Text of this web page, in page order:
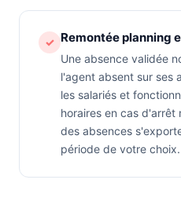
✓ Remontée planning
Une absence validée
l'agent absent sur ses
les salariés et
horaires en cas
des absences
période de votre choix.